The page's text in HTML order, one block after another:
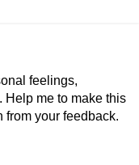
feelings,
Help me to make this
your feedback.